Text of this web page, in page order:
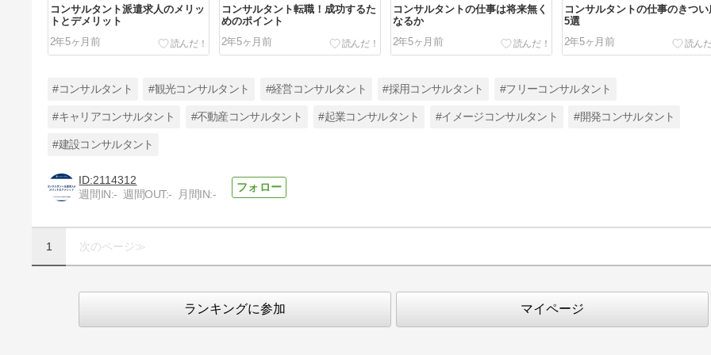
コンサルタント派遣求人のメリッ
トとデメリット
2年5ヶ月前
コンサルタント転職！成功するた
めのポイント
2年5ヶ月前
コンサルタントの仕事は将来無く
なるか
2年5ヶ月前
コンサルタントの仕事のきつい
5選
2年5ヶ月前
の始め方・なり方
2年5ヶ月前
#コンサルタント #観光コンサルタント #経営コンサルタント #採用コンサルタント #フリーコンサルタント
#キャリアコンサルタント #不動産コンサルタント #起業コンサルタント #イメージコンサルタント #開発コンサルタント
#建設コンサルタント
2114312
週間IN:- 週間OUT:- 月間IN:-
1 次のページ≫
ランキングに参加 マイページ